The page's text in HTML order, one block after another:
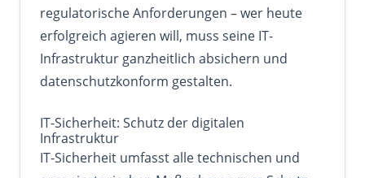
regulatorische Anforderungen – wer heute
erfolgreich agieren will, muss seine IT-
Infrastruktur ganzheitlich absichern und
datenschutzkonform gestalten.
IT-Sicherheit: Schutz der digitalen
Infrastruktur
IT-Sicherheit umfasst alle technischen und